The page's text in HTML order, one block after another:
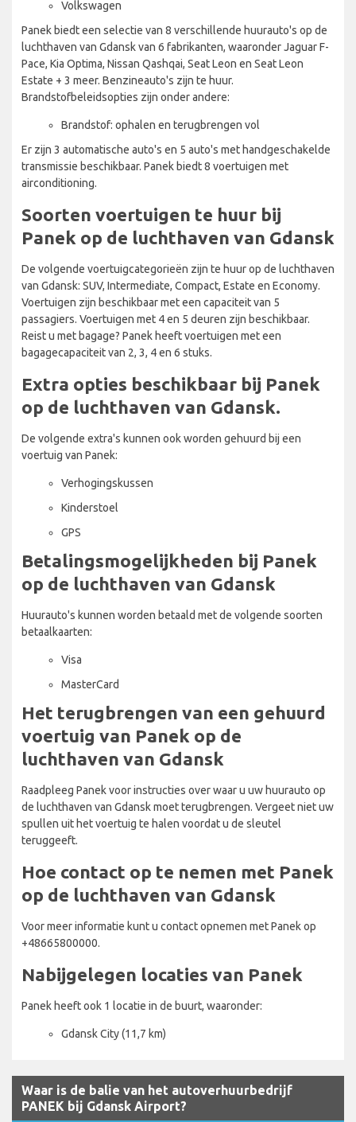
Volkswagen
Panek biedt een selectie van 8 verschillende huurauto's op de
luchthaven van Gdansk van 6 fabrikanten, waaronder Jaguar F-
Pace, Kia Optima, Nissan Qashqai, Seat Leon en Seat Leon
Estate + 3 meer. Benzineauto's zijn te huur.
Brandstofbeleidsopties zijn onder andere:
Brandstof: ophalen en terugbrengen vol
Er zijn 3 automatische auto's en 5 auto's met handgeschakelde
transmissie beschikbaar. Panek biedt 8 voertuigen met
airconditioning.
Soorten voertuigen te huur bij
Panek op de luchthaven van Gdansk
De volgende voertuigcategorieën zijn te huur op de luchthaven
van Gdansk: SUV, Intermediate, Compact, Estate en Economy.
Voertuigen zijn beschikbaar met een capaciteit van 5
passagiers. Voertuigen met 4 en 5 deuren zijn beschikbaar.
Reist u met bagage? Panek heeft voertuigen met een
bagagecapaciteit van 2, 3, 4 en 6 stuks.
Extra opties beschikbaar bij Panek
op de luchthaven van Gdansk.
De volgende extra's kunnen ook worden gehuurd bij een
voertuig van Panek:
Verhogingskussen
Kinderstoel
GPS
Betalingsmogelijkheden bij Panek
op de luchthaven van Gdansk
Huurauto's kunnen worden betaald met de volgende soorten
betaalkaarten:
Visa
MasterCard
Het terugbrengen van een gehuurd
voertuig van Panek op de
luchthaven van Gdansk
Raadpleeg Panek voor instructies over waar u uw huurauto op
de luchthaven van Gdansk moet terugbrengen. Vergeet niet uw
spullen uit het voertuig te halen voordat u de sleutel
teruggeeft.
Hoe contact op te nemen met Panek
op de luchthaven van Gdansk
Voor meer informatie kunt u contact opnemen met Panek op
+48665800000.
Nabijgelegen locaties van Panek
Panek heeft ook 1 locatie in de buurt, waaronder:
Gdansk City (11,7 km)
Waar is de balie van het autoverhuurbedrijf
PANEK bij Gdansk Airport?